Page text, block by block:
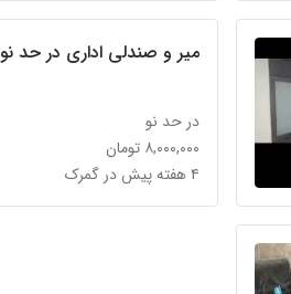
میر و صندلی اداری در حد نو
در حد نو
۸,۰۰۰,۰۰۰ تومان
۴ هفته پیش در گمرک